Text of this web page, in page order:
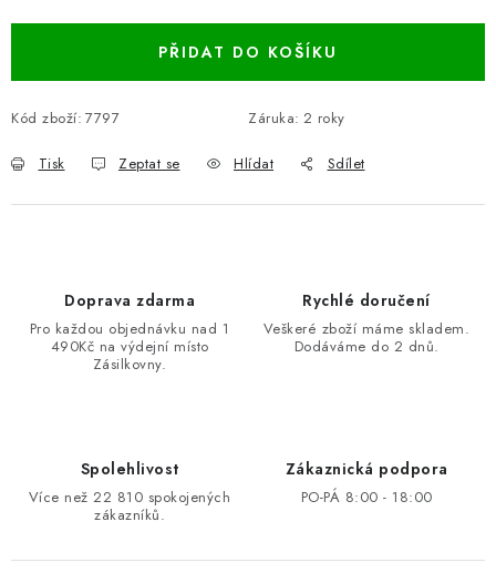
PŘIDAT DO KOŠÍKU
Kód zboží: 7797 Záruka: 2 roky
Tisk Zeptat se Hlídat Sdílet
Doprava zdarma
Pro každou objednávku nad 1
490Kč na výdejní místo
Zásilkovny.
Rychlé doručení
Veškeré zboží máme skladem.
Dodáváme do 2 dnů.
Spolehlivost
Více než 22 810 spokojených
zákazníků.
Zákaznická podpora
PO-PÁ 8:00 - 18:00